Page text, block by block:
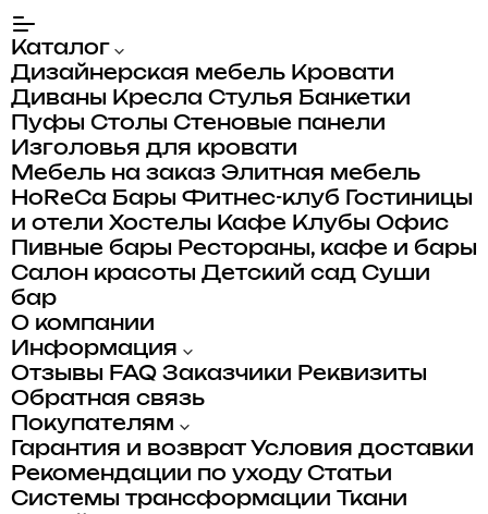
Каталог
Дизайнерская мебель Кровати
Диваны Кресла Стулья Банкетки
Пуфы Столы Стеновые панели
Изголовья для кровати
Мебель на заказ Элитная мебель
HoReCa Бары Фитнес-клуб
Гостиницы
и отели Хостелы Кафе Клубы Офис
Пивные бары Рестораны, кафе и бары
Салон красоты Детский сад Суши
бар
О компании
Информация
Отзывы FAQ Заказчики Реквизиты
Обратная связь
Покупателям
Гарантия и возврат Условия доставки
Рекомендации по уходу Статьи
Системы трансформации
Ткани